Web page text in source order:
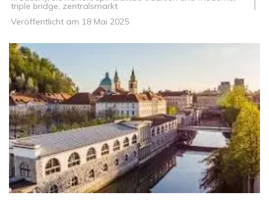
triple bridge, zentralsmarkt
Veröffentlicht am 18 Mai 2025